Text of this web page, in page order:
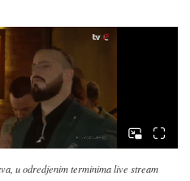
u odredjenim terminima live stream